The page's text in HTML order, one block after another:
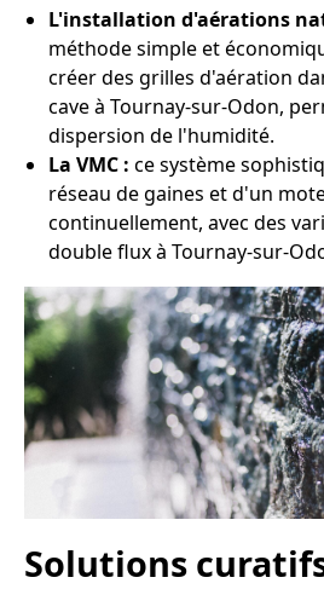
L'installation d'aérations
méthode simple et
créer des grilles d'aération
cave à Tournay-sur-Odon,
dispersion de l'humidité.
La VMC : ce système
réseau de gaines et d'un
continuellement, avec des
double flux à Tournay-sur-
Solutions